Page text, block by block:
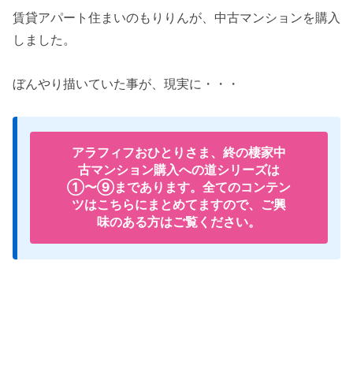
賃貸アパート住まいのもりりんが、中古マンションを購入
しました。
ぼんやり描いていた事が、現実に・・・
アラフィフおひとりさま、終の棲家中
古マンション購入への道シリーズは
①〜⑨まであります。全てのコンテン
ツはこちらにまとめてますので、ご興
味のある方はご覧ください。